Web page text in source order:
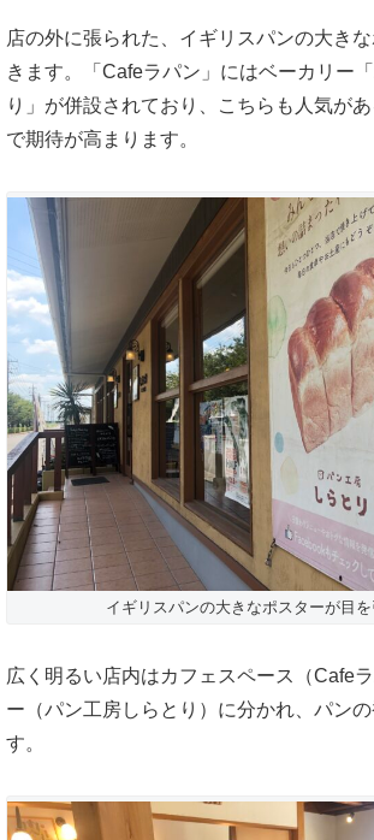
店の外に張られた、イギリスパンの大きな
きます。「Cafeラパン」にはベーカリー
り」が併設されており、こちらも人気が
で期待が高まります。
イギリスパンの大きなポスターが目
広く明るい店内はカフェスペース（Cafe
ー（パン工房しらとり）に分かれ、パン
す。